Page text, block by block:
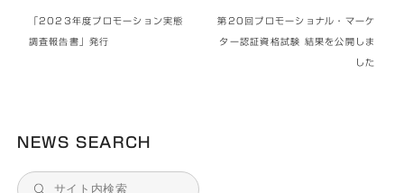
「2023年度プロモーション実態
調査報告書」発行
第20回プロモーショナル・マーケ
ター認証資格試験 結果を公開しま
した
NEWS SEARCH